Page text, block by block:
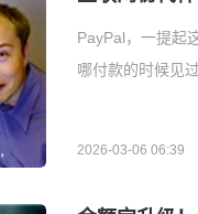
PayPal，一提起
哪付款的时候见
2026-03-06 06:39